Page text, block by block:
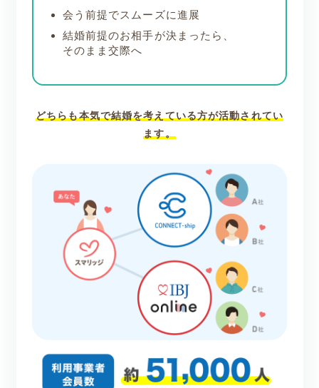
会う前提でスムーズに進展
結婚前提のお相手が決まったら、
そのまま交際へ
どちらも本気で結婚を考えている方が活動されてい
ます。